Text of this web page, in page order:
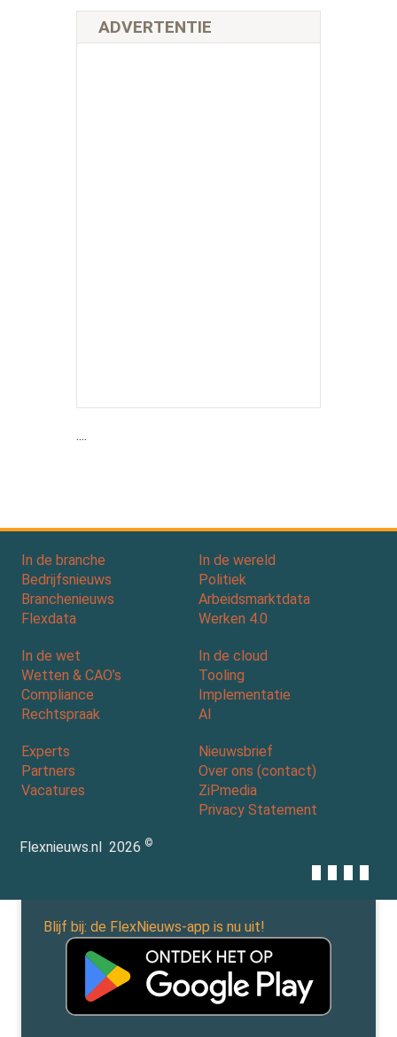
ADVERTENTIE
....
In de branche
Bedrijfsnieuws
Branchenieuws
Flexdata
In de wereld
Politiek
Arbeidsmarktdata
Werken 4.0
In de wet
Wetten & CAO’s
Compliance
Rechtspraak
In de cloud
Tooling
Implementatie
AI
Experts
Partners
Vacatures
Nieuwsbrief
Over ons (contact)
ZiPmedia
Privacy Statement
Flexnieuws.nl 2026 ©
Blijf bij: de FlexNieuws-app is nu uit!